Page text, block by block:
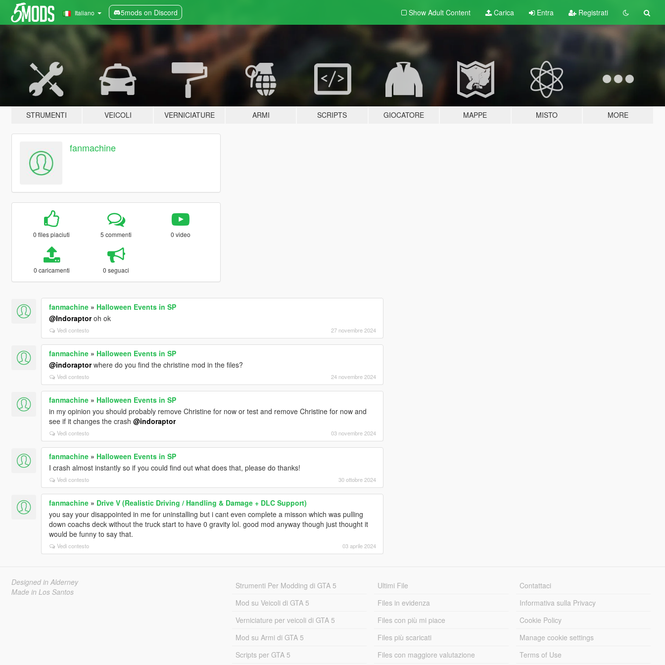
Italiano 5mods on Discord Show Adult Content Carica Entra Registrati
STRUMENTI VEICOLI VERNICIATURE ARMI SCRIPTS GIOCATORE MAPPE MISTO MORE
fanmachine
0 files piaciuti 5 commenti 0 video
0 caricamenti 0 seguaci
fanmachine» Halloween Events in SP
@Indoraptoroh ok
Vedi contesto 27 novembre 2024
fanmachine» Halloween Events in SP
@indoraptorwhere do you find the christine mod in the files?
Vedi contesto 24 novembre 2024
fanmachine» Halloween Events in SP
in my opinion you should probably remove Christine for now or test and remove Christine for now and
see if it changes the crash @indoraptor
Vedi contesto 03 novembre 2024
fanmachine» Halloween Events in SP
I crash almost instantly so if you could find out what does that, please do thanks!
Vedi contesto 30 ottobre 2024
fanmachine» Drive V (Realistic Driving / Handling & Damage + DLC Support)
you say your disappointed in me for uninstalling but i cant even complete a misson which was pulling
down coachs deck without the truck start to have 0 gravity lol. good mod anyway though just thought it
would be funny to say that.
Vedi contesto 03 aprile 2024
Designed in Alderney
Made in Los Santos
Strumenti Per Modding di GTA 5
Mod su Veicoli di GTA 5
Verniciature per veicoli di GTA 5
Mod su Armi di GTA 5
Scripts per GTA 5
Ultimi File
Files in evidenza
Files con più mi piace
Files più scaricati
Files con maggiore valutazione
Contattaci
Informativa sulla Privacy
Cookie Policy
Manage cookie settings
Terms of Use